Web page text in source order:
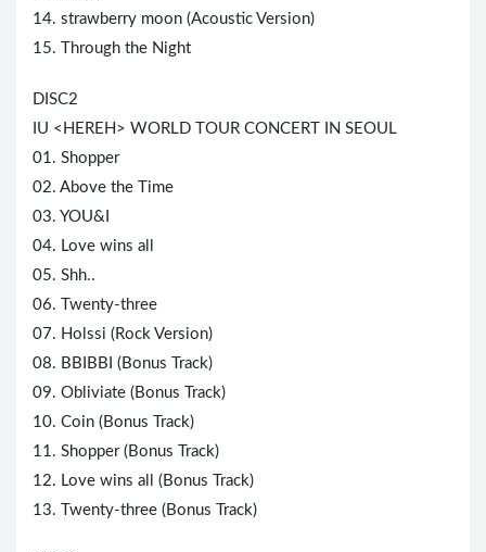
14. strawberry moon (Acoustic Version)
15. Through the Night
DISC2
IU <HEREH> WORLD TOUR CONCERT IN SEOUL
01. Shopper
02. Above the Time
03. YOU&I
04. Love wins all
05. Shh..
06. Twenty-three
07. Holssi (Rock Version)
08. BBIBBI (Bonus Track)
09. Obliviate (Bonus Track)
10. Coin (Bonus Track)
11. Shopper (Bonus Track)
12. Love wins all (Bonus Track)
13. Twenty-three (Bonus Track)